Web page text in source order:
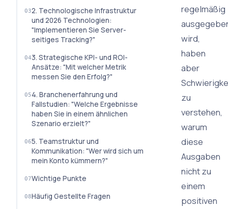
2. Technologische Infrastruktur
und 2026 Technologien:
"Implementieren Sie Server-
seitiges Tracking?"
3. Strategische KPI- und ROI-
Ansätze: "Mit welcher Metrik
messen Sie den Erfolg?"
4. Branchenerfahrung und
Fallstudien: "Welche Ergebnisse
haben Sie in einem ähnlichen
Szenario erzielt?"
5. Teamstruktur und
Kommunikation: "Wer wird sich um
mein Konto kümmern?"
Wichtige Punkte
Häufig Gestellte Fragen
regelmäßig
wird,
haben
aber
zu
verstehen,
warum
diese
Ausgaben
nicht zu
einem
positiven